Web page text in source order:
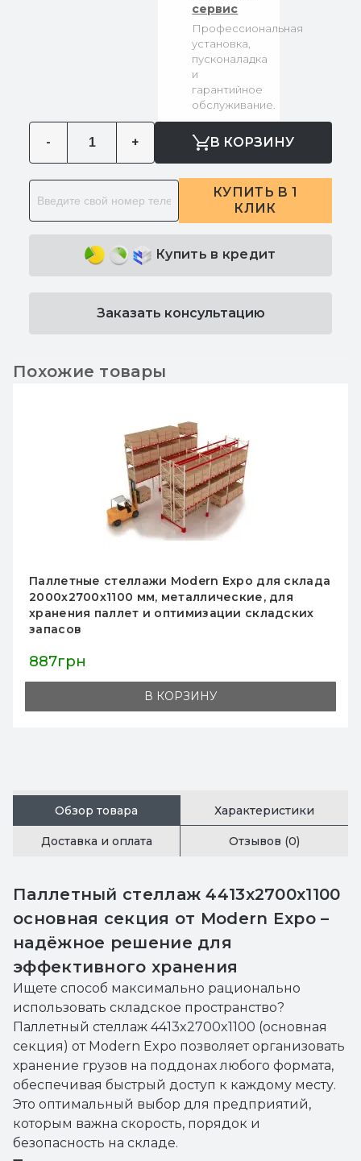
сервис
Профессиональная
установка,
пусконаладка
и
гарантийное
обслуживание.
- + В КОРЗИНУ
КУПИТЬ В 1
КЛИК
Купить в кредит
Заказать консультацию
Похожие товары
Паллетный стеллаж Modern Expo
3041х1825х1100 мм, приставная секция,
нагрузка до 1600 кг, 2 паллеты на уровень,
порошковая покраска, Украина
5 711грн
В КОРЗИНУ
Обзор товара Характеристики
Доставка и оплата Отзывов (0)
Паллетный стеллаж 4413x2700x1100
основная секция от Modern Expo –
надёжное решение для
эффективного хранения
Ищете способ максимально рационально
использовать складское пространство?
Паллетный стеллаж 4413x2700x1100 (основная
секция) от Modern Expo позволяет организовать
хранение грузов на поддонах любого формата,
обеспечивая быстрый доступ к каждому месту.
Это оптимальный выбор для предприятий,
которым важна скорость, порядок и
безопасность на складе.